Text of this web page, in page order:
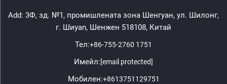
Add: 3Ф, зд. №1, промишлената зона Шенгуан, ул. Шилонг,
г. Шиyan, Шенжен 518108, Китай
Тел:+86-755-2760 1751
Имейл:[email protected]
Мобилен:+8613751129751